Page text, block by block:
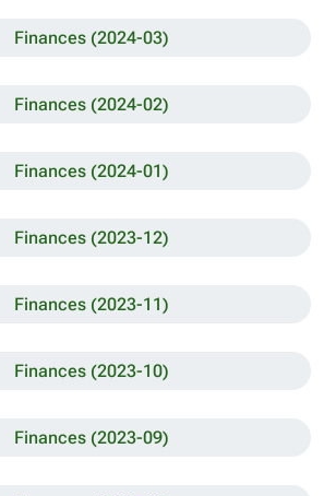
Finances (2024-03)
Finances (2024-02)
Finances (2024-01)
Finances (2023-12)
Finances (2023-11)
Finances (2023-10)
Finances (2023-09)